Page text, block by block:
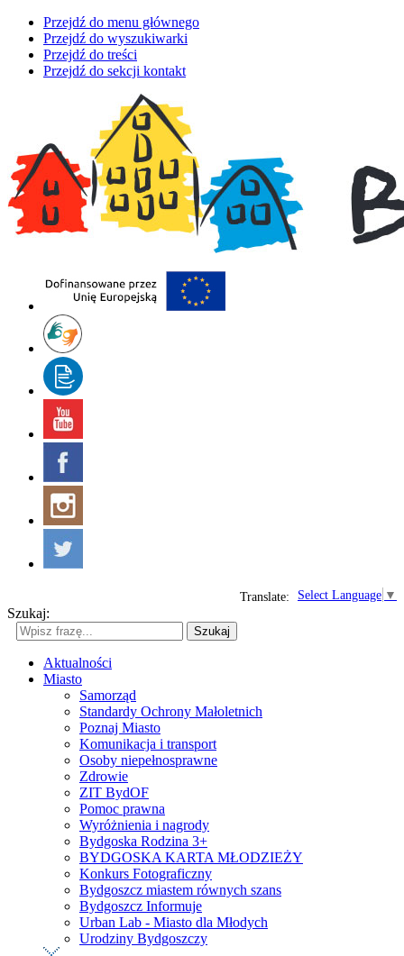
Przejdź do menu głównego
Przejdź do wyszukiwarki
Przejdź do treści
Przejdź do sekcji kontakt
Select Language ▼
Translate:
Szukaj:
Szukaj
Aktualności
Miasto
Samorząd
Standardy Ochrony Małoletnich
Poznaj Miasto
Komunikacja i transport
Osoby niepełnosprawne
Zdrowie
ZIT BydOF
Pomoc prawna
Wyróżnienia i nagrody
Bydgoska Rodzina 3+
BYDGOSKA KARTA MŁODZIEŻY
Konkurs Fotograficzny
Bydgoszcz miastem równych szans
Bydgoszcz Informuje
Urban Lab - Miasto dla Młodych
Urodziny Bydgoszczy